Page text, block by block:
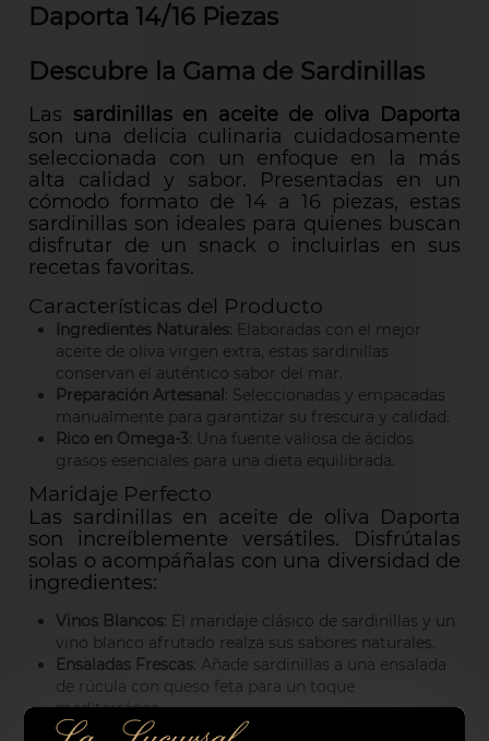
Daporta 14/16 Piezas
Descubre la Gama de Sardinillas
Las sardinillas en aceite de oliva Daporta
son una delicia culinaria cuidadosamente
seleccionada con un enfoque en la más
alta calidad y sabor. Presentadas en un
cómodo formato de 14 a 16 piezas, estas
sardinillas son ideales para quienes buscan
disfrutar de un snack o incluirlas en sus
recetas favoritas.
Características del Producto
Ingredientes Naturales: Elaboradas con el mejor
aceite de oliva virgen extra, estas sardinillas
conservan el auténtico sabor del mar.
Preparación Artesanal : Seleccionadas y empacadas
manualmente para garantizar su frescura y calidad.
Rico en Omega-3: Una fuente valiosa de ácidos
grasos esenciales para una dieta equilibrada.
Maridaje Perfecto
Las sardinillas en aceite de oliva Daporta
son increíblemente versátiles. Disfrútalas
solas o acompáñalas con una diversidad de
ingredientes:
Vinos Blancos: El maridaje clásico de sardinillas y un
vino blanco afrutado realza sus sabores naturales.
Ensaladas Frescas: Añade sardinillas a una ensalada
de rúcula con queso feta para un toque
mediterráneo.
Pan Artesanal
: Un trozo de pan crujiente